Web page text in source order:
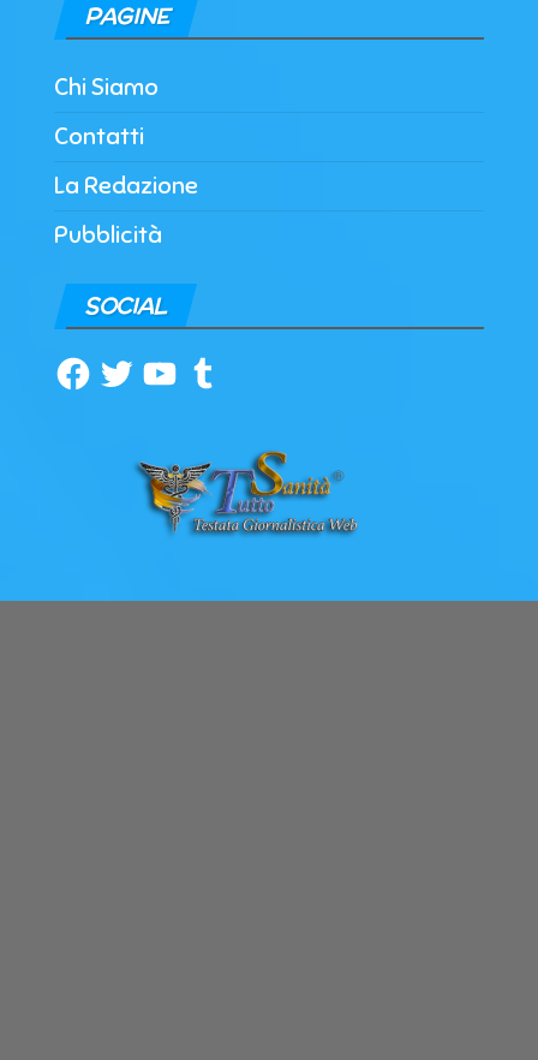
PAGINE
Chi Siamo
Contatti
La Redazione
Pubblicità
SOCIAL
Facebook
TwitterYouTubeTumblr